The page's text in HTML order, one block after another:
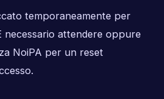
temporaneamente per
necessario attendere oppure
NoiPA per un reset